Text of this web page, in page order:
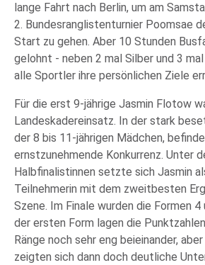
lange Fahrt nach Berlin, um am
2. Bundesranglistenturnier Poomsae
Start zu gehen. Aber 10 Stunden
gelohnt - neben 2 mal Silber und 3
alle Sportler ihre persönlichen Ziele
Für die erst 9-jährige Jasmin Flotow
Landeskadereinsatz. In der stark
der 8 bis 11-jährigen Mädchen,
ernstzunehmende Konkurrenz. Unter
Halbfinalistinnen setzte sich Jasmin
Teilnehmerin mit dem zweitbesten
Szene. Im Finale wurden die Formen
der ersten Form lagen die
Ränge noch sehr eng beieinander,
zeigten sich dann doch deutliche